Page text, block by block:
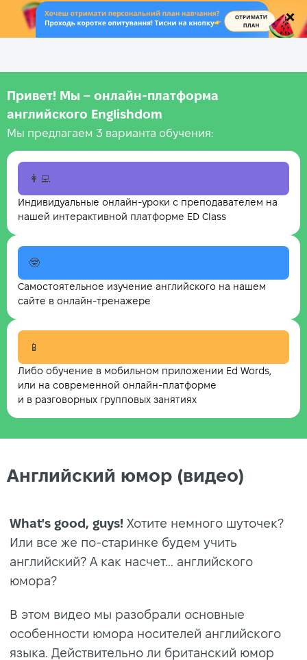
.
Привет! Мы – онлайн‑платформа
английского Englishdom
Мы предлагаем 3 варианта обучения:
👩‍💻
Индивидуальные онлайн-уроки с преподавателем на
нашей интерактивной платформе ED Class
🤓
Самостоятельное изучение английского на нашем
сайте в онлайн-тренажере
📱
Либо обучение в мобильном приложении Ed Words,
или на современной онлайн-платформе
и в разговорных групповых занятиях
Английский юмор (видео)
What's good, guys! Хотите немного шуточек?
Или все же по-старинке будем учить
английский? А как насчет... английского
юмора?
В этом видео мы разобрали основные
особенности юмора носителей английского
языка. Действительно ли британский юмор